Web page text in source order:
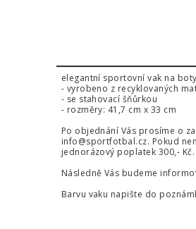
elegantní sportovní vak na
- vyrobeno z recyklovaných
- se stahovací šňůrkou
- rozměry: 41,7 cm x 33 cm
Po objednání Vás prosíme o
info@sportfotbal.cz. Pokud
jednorázový poplatek 300,- Kč.
Následně Vás budeme
Barvu vaku napište do